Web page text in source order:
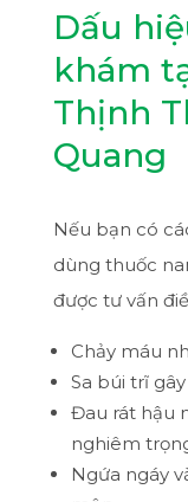
Dấu
khám
Thịnh
Quang
Nếu bạn có
dùng thuốc
được tư vấn
Chảy máu
Sa búi trĩ
Đau rát hậu
nghiêm
Ngứa ngáy